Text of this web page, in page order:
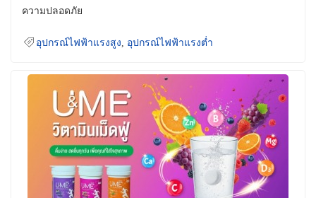
ความปลอดภัย
อุปกรณ์ไฟฟ้าแรงสูง อุปกรณ์ไฟฟ้าแรงต่ำ